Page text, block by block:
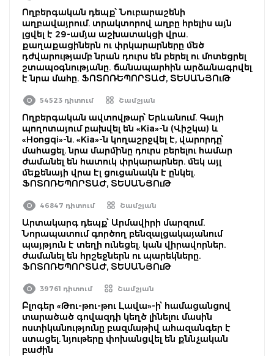
Ողբերգական դեպք՝ Նուբարաշենի
աղբավայրում. տրակտորով աղբը հրելիս այն
լցվել է 29-ամյա աշխատակցի վրա.
քաղաքացիներն ու փրկարարները մեծ
դժվարությամբ նրան դուրս են բերել ու մոտեցրել
շտապօգնությանը. ճանապարհին արձանագրվել
է նրա մահը. ՖՈՏՈՌԵՊՈՐՏԱԺ, ՏԵՍԱՆՅՈւԹ
54523 դիտում Շամշյան
Ողբերգական ավտովթար՝ Երևանում. Գայի
պողոտայում բախվել են «Kia»-ն (Վիշկա) և
«Hongqi»-ն. «Kia»-ն կողաշրջվել է, վարորդը՝
մահացել. նրա մարմինը դուրս բերելու համար
ժամանել են հատուկ փրկարարներ. մեկ այլ
մեքենայի վրա էլ ցուցանակն է ընկել.
ՖՈՏՈՌԵՊՈՐՏԱԺ, ՏԵՍԱՆՅՈւԹ
46847 դիտում Շամշյան
Արտակարգ դեպք՝ Արմավիրի մարզում.
Նորապատում գործող բենզալցակայանում
պայթյուն է տեղի ունեցել. կան վիրավորներ.
ժամանել են հրշեջներն ու պարեկները.
ՖՈՏՈՌԵՊՈՐՏԱԺ, ՏԵՍԱՆՅՈւԹ
39761 դիտում Շամշյան
Բլոգեր «Թու-թու-թու Լավա»-ի՝ համացանցով
տարածած գովազդի կեղծ լինելու մասին
ոստիկանությունը բազմաթիվ ահազանգեր է
ստացել. նյութերը փոխանցվել են քննչական
բաժին